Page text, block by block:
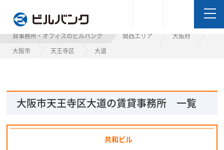
貸事務所・オフィスのビルバンク 関西エリア
大阪府
大阪市
天王寺区 大道
大阪市天王寺区大道の賃貸事務所 一覧
共和ビル